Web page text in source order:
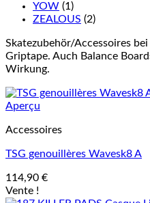
YOW (1)
ZEALOUS (2)
Skatezubehör/Accessoires
Griptape. Auch Balance
Wirkung.
Aperçu
Accessoires
TSG genouillères Wavesk8 A
114,90 €
Vente !